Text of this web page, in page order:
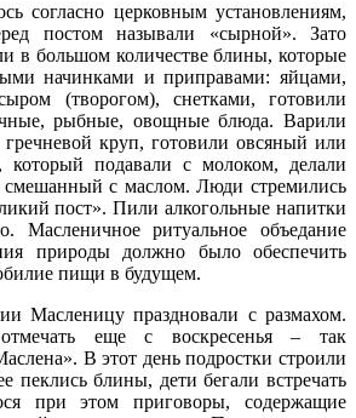
согласно церковным установлениям,
постом называли «сырной». Зато
в большом количестве блины, которые
начинками и приправами: яйцами,
(творогом), снетками, готовили
рыбные, овощные блюда. Варили
круп, готовили овсяный или
который подавали с молоком, делали
смешанный с маслом. Люди стремились
пост». Пили алкогольные напитки
Масленичное ритуальное объедание
природы должно было обеспечить
пищи в будущем.
Масленицу праздновали с размахом.
еще с воскресенья – так
В этот день подростки строили
пеклись блины, дети бегали встречать
при этом приговоры, содержащие